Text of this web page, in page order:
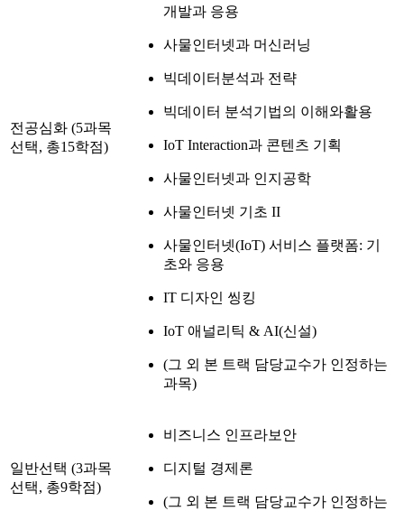
전공심화 (5과목
선택, 총15학점)
개발과 응용
사물인터넷과 머신러닝
빅데이터분석과 전략
빅데이터 분석기법의 이해와활용
IoT Interaction과 콘텐츠 기획
사물인터넷과 인지공학
사물인터넷 기초 II
사물인터넷(IoT) 서비스 플랫폼: 기
초와 응용
IT 디자인 씽킹
IoT 애널리틱 & AI(신설)
(그 외 본 트랙 담당교수가 인정하는
과목)
일반선택 (3과목
선택, 총9학점)
비즈니스 인프라보안
디지털 경제론
(그 외 본 트랙 담당교수가 인정하는